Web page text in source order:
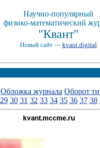
Научно-популярный
физико-математический
"Квант"
Новый сайт — kvant.digital
Обложка журнала Оборот
29 30 31 32 33 34 35 36 37 38